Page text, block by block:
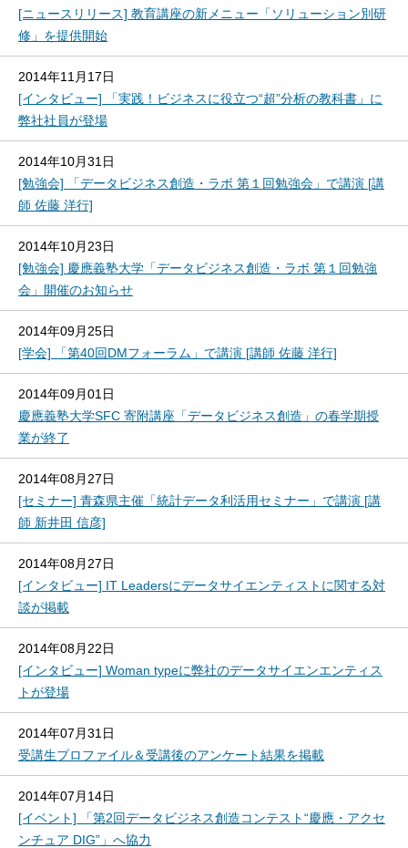
[ニュースリリース] 教育講座の新メニュー「ソリューション別研
修」を提供開始
2014年11月17日
[インタビュー] 「実践！ビジネスに役立つ“超”分析の教科書」に
弊社社員が登場
2014年10月31日
[勉強会] 「データビジネス創造・ラボ 第１回勉強会」で講演 [講
師 佐藤 洋行]
2014年10月23日
[勉強会] 慶應義塾大学「データビジネス創造・ラボ 第１回勉強
会」開催のお知らせ
2014年09月25日
[学会] 「第40回DMフォーラム」で講演 [講師 佐藤 洋行]
2014年09月01日
慶應義塾大学SFC 寄附講座「データビジネス創造」の春学期授
業が終了
2014年08月27日
[セミナー] 青森県主催「統計データ利活用セミナー」で講演 [講
師 新井田 信彦]
2014年08月27日
[インタビュー] IT Leadersにデータサイエンティストに関する対
談が掲載
2014年08月22日
[インタビュー] Woman typeに弊社のデータサイエンエンティス
トが登場
2014年07月31日
受講生プロファイル＆受講後のアンケート結果を掲載
2014年07月14日
[イベント] 「第2回データビジネス創造コンテスト“慶應・アクセ
ンチュア DIG”」へ協力